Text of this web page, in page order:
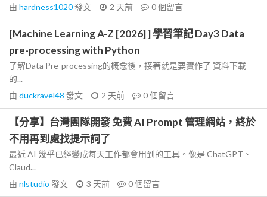
由 hardness1020發文 2 天前 0個留言
[Machine Learning A-Z [2026] ] 學習筆記 Day3 Data
pre-processing with Python
了解Data Pre-processing的概念後，接著就是要實作了 資料下載
的...
由 duckravel48 發文 2 天前 0個留言
【分享】台灣團隊開發 免費 AI Prompt 管理網站，終於
不用再到處找提示詞了
最近 AI 幾乎已經變成每天工作都會用到的工具。像是 ChatGPT、
Claud...
由 nlstudio 發文 3 天前 0個留言